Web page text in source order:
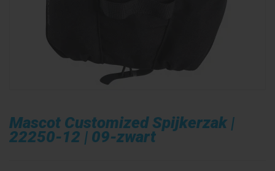
Mascot Customized Spijkerzak |
22250-12 | 09-zwart